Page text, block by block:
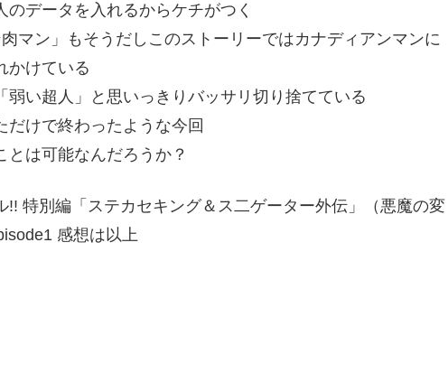
データを入れるからケチがつく
マン」もそうだしこのストーリーではカナディアンマンに
かけている
い超人」と思いっきりバッサリ切り捨てている
だけで終わったような今回
は可能なんだろうか？
!! 特別編「ステカセキング＆ス二ゲーター外伝」（悪魔の変
感想は以上